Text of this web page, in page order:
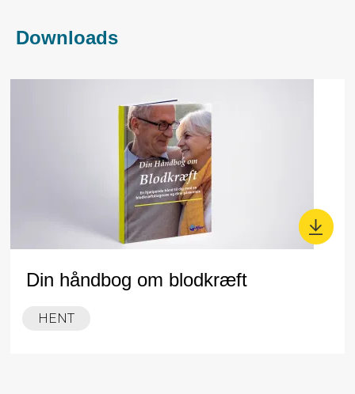
Downloads
Din håndbog om blodkræft
HENT